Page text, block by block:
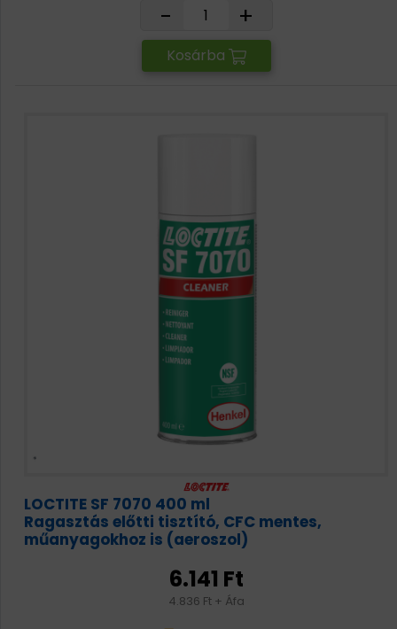
- +
Kosárba
LOCTITE SF 7070 400 ml
Ragasztás előtti tisztító, CFC mentes,
műanyagokhoz is (aeroszol)
6.141 Ft
4.836 Ft + Áfa